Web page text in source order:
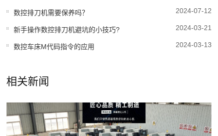
数控排刀机需要保养吗？ 2024-07-12
新手操作数控排刀机避坑的小技巧? 2024-03-21
数控车床M代码指令的应用 2024-03-13
相关新闻